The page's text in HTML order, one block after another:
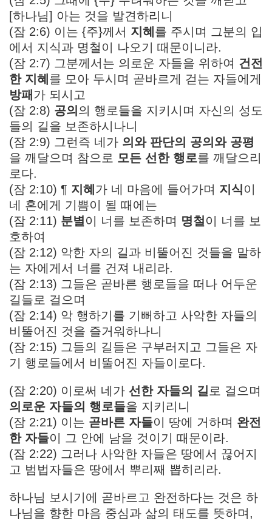
[하나님] 아는 것을 발견하리니
(잠 2:6) 이는 {주}께서 지혜 를 주시며 그분의 입
에서 지식과 명철이 나오기 때문이니라.
(잠 2:7) 그분께서는 의로운 자들을 위하여 건전
한 지혜 를 모아 두시며 곧바르게 걷는 자들에게
방패 가 되시고
(잠 2:8) 공의 의 행로들을 지키시며 자신의 성도
들의 길을 보존하시나니
(잠 2:9) 그런즉 네가 의와 판단의 공의와 공평
을 깨달으며 참으로 모든 선한 행로를 깨달으리
로다.
(잠 2:10) ¶ 지혜 가 네 마음에 들어가며 지식이
네 혼에게 기쁨이 될 때에는
(잠 2:11) 분별 이 너를 보존하며 명철 이 너를 보
호하여
(잠 2:12) 악한 자의 길과 비뚤어진 것들을 말하
는 자에게서 너를 건져 내리라.
(잠 2:13) 그들은 곧바른 행로들을 떠나 어두운
길들로 걸으며
(잠 2:14) 악 행하기를 기뻐하고 사악한 자들의
비뚤어진 것을 즐거워하나니
(잠 2:15) 그들의 길들은 구부러지고 그들은 자
기 행로들에서 비뚤어진 자들이로다.
(잠 2:20) 이로써 네가 선한 자들의 길 로 걸으며
의로운 자들의 행로들을 지키리니
(잠 2:21) 이는 곧바른 자들이 땅에 거하며 완전
한 자들이 그 안에 남을 것이기 때문이라.
(잠 2:22) 그러나 사악한 자들은 땅에서 끊어지
고 범법자들은 땅에서 뿌리째 뽑히리라.
하나님 보시기에 곧바르고 완전하다는 것은 하
나님을 향한 마음 중심과 삶의 태도를 뜻하며,